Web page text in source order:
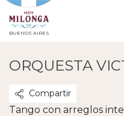
BUENOS AIRES
ORQUESTA
Compartir
Tango con arreglos